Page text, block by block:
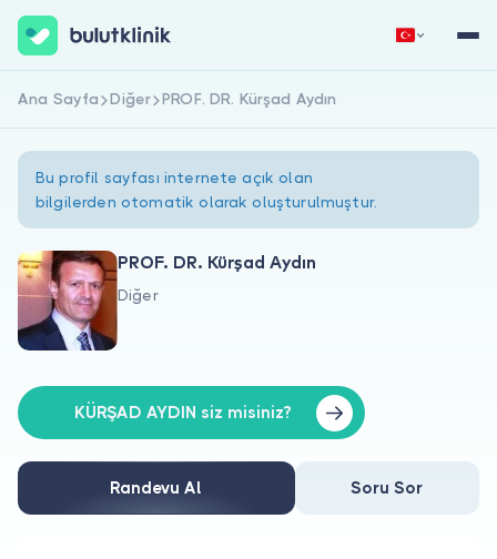
Hakkımızda
Doktorlar için
Doktor musunuz?
Hemen Kaydol Giriş Yap
Ana Sayfa Diğer PROF. DR. Kürşad Aydın
Bu profil sayfası internete açık olan
bilgilerden otomatik olarak oluşturulmuştur.
PROF. DR. Kürşad Aydın
Diğer
KÜRŞAD AYDIN siz misiniz?
Randevu Al Soru Sor